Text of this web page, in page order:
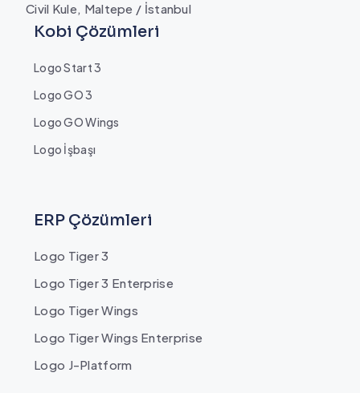
Civil Kule, Maltepe / İstanbul
Kobi Çözümleri
Logo Start 3
Logo GO 3
Logo GO Wings
Logo İşbaşı
ERP Çözümleri
Logo Tiger 3
Logo Tiger 3 Enterprise
Logo Tiger Wings
Logo Tiger Wings Enterprise
Logo J-Platform